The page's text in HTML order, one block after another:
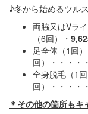
♪冬から始めるツル
両脇又はVライ
（6回）・ 9
足全体（1回
回）・・・・
全身脱毛（1回
回）・・・・・
＊その他の箇所もキ